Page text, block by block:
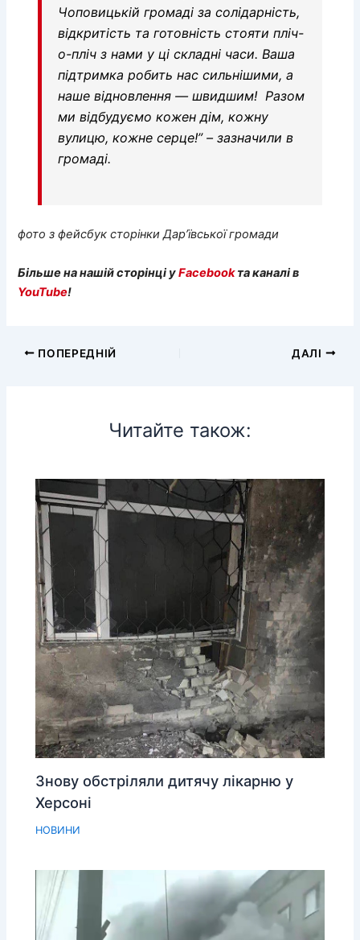
Чоповицькій громаді за солідарність,
відкритість та готовність стояти пліч-
о-пліч з нами у ці складні часи. Ваша
підтримка робить нас сильнішими, а
наше відновлення — швидшим! Разом
ми відбудуємо кожен дім, кожну
вулицю, кожне серце!” – зазначили в
громаді.
фото з фейсбук сторінки Дар’ївської громади
Більше на нашій сторінці уFacebookта каналі в
YouTube!
ПОПЕРЕДНІЙ ДАЛІ
Читайте також:
Знову обстріляли дитячу лікарню у
Херсоні
НОВИНИ